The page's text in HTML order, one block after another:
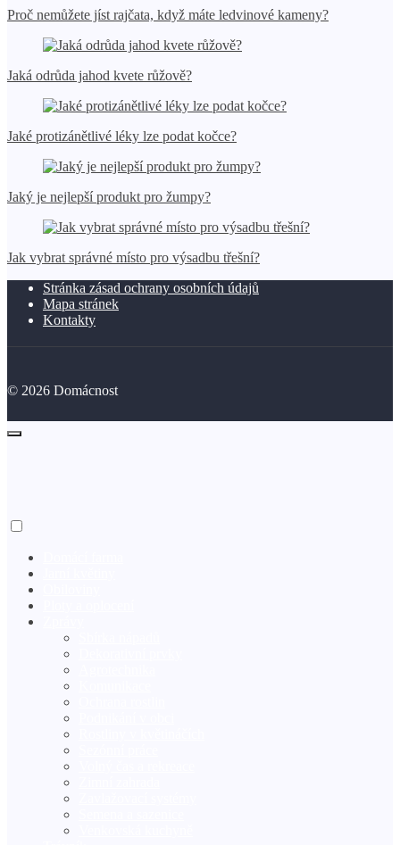
Proč nemůžete jíst rajčata, když máte ledvinové kameny?
Jaká odrůda jahod kvete růžově?
Jaké protizánětlivé léky lze podat kočce?
Jaký je nejlepší produkt pro žumpy?
Jak vybrat správné místo pro výsadbu třešní?
Stránka zásad ochrany osobních údajů
Mapa stránek
Kontakty
© 2026 Domácnost